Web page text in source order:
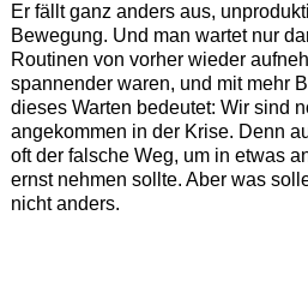
Er fällt ganz anders aus,
Bewegung. Und man wartet nur
Routinen von vorher wieder
spannender waren, und mit mehr
dieses Warten bedeutet: Wir sind
angekommen in der Krise. Denn
oft der falsche Weg, um in etwas
ernst nehmen sollte. Aber was
nicht anders.